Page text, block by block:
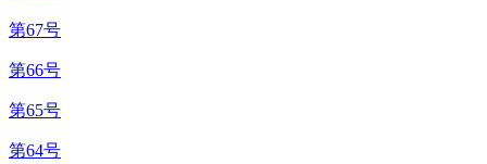
第67号
第66号
第65号
第64号